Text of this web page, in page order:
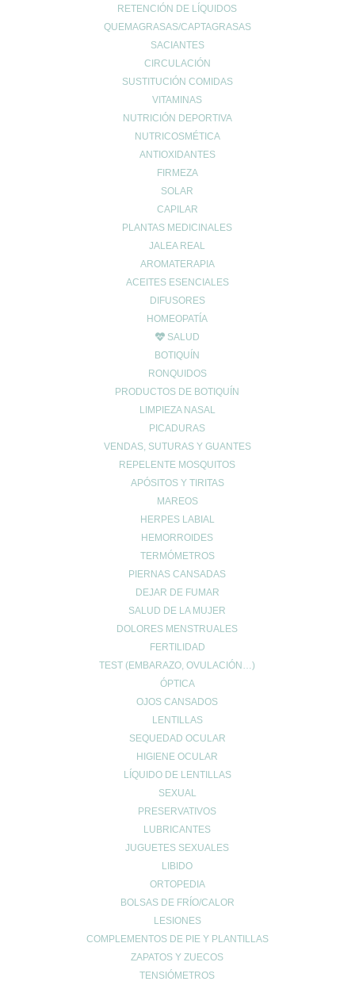
RETENCIÓN DE LÍQUIDOS
QUEMAGRASAS/CAPTAGRASAS
SACIANTES
CIRCULACIÓN
SUSTITUCIÓN COMIDAS
VITAMINAS
NUTRICIÓN DEPORTIVA
NUTRICOSMÉTICA
ANTIOXIDANTES
FIRMEZA
SOLAR
CAPILAR
PLANTAS MEDICINALES
JALEA REAL
AROMATERAPIA
ACEITES ESENCIALES
DIFUSORES
HOMEOPATÍA
SALUD
BOTIQUÍN
RONQUIDOS
PRODUCTOS DE BOTIQUÍN
LIMPIEZA NASAL
PICADURAS
VENDAS, SUTURAS Y GUANTES
REPELENTE MOSQUITOS
APÓSITOS Y TIRITAS
MAREOS
HERPES LABIAL
HEMORROIDES
TERMÓMETROS
PIERNAS CANSADAS
DEJAR DE FUMAR
SALUD DE LA MUJER
DOLORES MENSTRUALES
FERTILIDAD
TEST (EMBARAZO, OVULACIÓN…)
ÓPTICA
OJOS CANSADOS
LENTILLAS
SEQUEDAD OCULAR
HIGIENE OCULAR
LÍQUIDO DE LENTILLAS
SEXUAL
PRESERVATIVOS
LUBRICANTES
JUGUETES SEXUALES
LIBIDO
ORTOPEDIA
BOLSAS DE FRÍO/CALOR
LESIONES
COMPLEMENTOS DE PIE Y PLANTILLAS
ZAPATOS Y ZUECOS
TENSIÓMETROS